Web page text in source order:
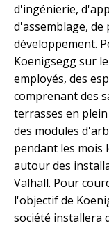
d'ingénierie,
d'assemblage,
développement.
Koenigsegg sur
employés, des
comprenant des
terrasses en
des modules
pendant les mois
autour des
Valhall. Pour
l'objectif de
société installera